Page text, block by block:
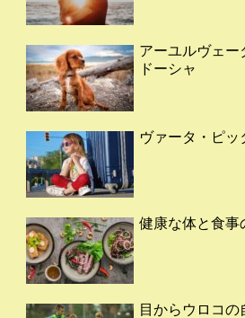
アーユルヴェー
ドーシャ
ヴァータ・ピッ
健康な体と食事
目からウロコ